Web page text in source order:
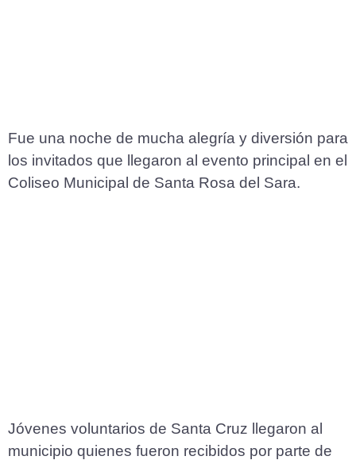
Fue una noche de mucha alegría y diversión para
los invitados que llegaron al evento principal en el
Coliseo Municipal de Santa Rosa del Sara.
Jóvenes voluntarios de Santa Cruz llegaron al
municipio quienes fueron recibidos por parte de